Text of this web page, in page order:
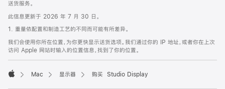
送货服务。
此信息更新于 2026 年 7 月 30 日。
1. 重量依配置和制造工艺的不同而可能有所差异。
我们会使用你所在位置，为你更快显示送货选项。我们通过你的 IP 地址，或者你在上次
访问 Apple 网站时输入的位置信息，找到了你的位置。
Mac 显示器 购买 Studio Display